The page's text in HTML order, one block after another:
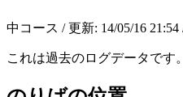
中コース / 更新: 14/05/16 21:54
これは過去のログデータです